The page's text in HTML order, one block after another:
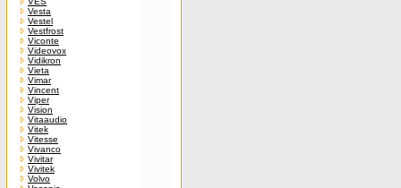
Vesta
Vestel
Vestfrost
Viconte
Videovox
Vidikron
Vieta
Vimar
Vincent
Viper
Vision
Vitaaudio
Vitek
Vitesse
Vivanco
Vivitar
Vivitek
Volvo